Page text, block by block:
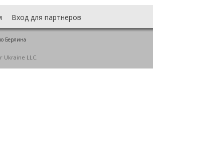
Вход для партнеров
Берлина
LLC.